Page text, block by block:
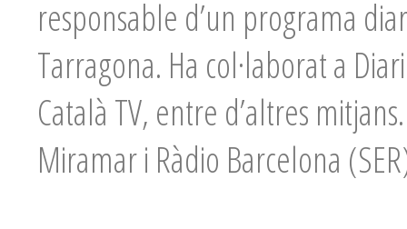
responsable d’un programa
Tarragona. Ha col·laborat a
Català TV, entre d’altres
Miramar i Ràdio Barcelona